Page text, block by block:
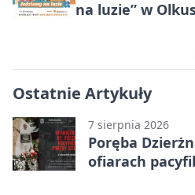
na luzie” w
Ostatnie Artykuły
7 sierpnia 2026
Poręba
ofiarach